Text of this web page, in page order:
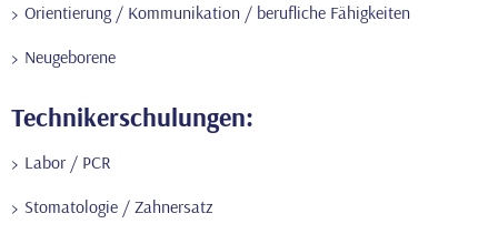
Orientierung / Kommunikation / berufliche Fähigkeiten
Neugeborene
Technikerschulungen:
Labor / PCR
Stomatologie / Zahnersatz